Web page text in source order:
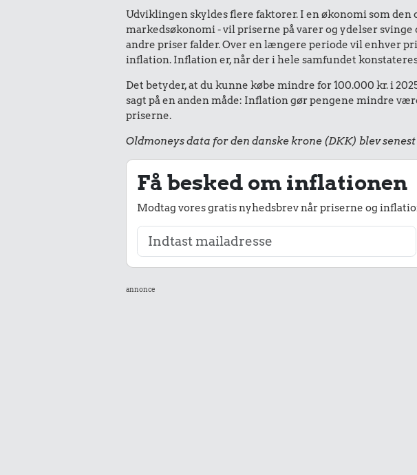
Udviklingen skyldes flere faktorer. I en økonomi som den
markedsøkonomi - vil priserne på varer og ydelser svinge
andre priser falder. Over en længere periode vil enhver
inflation. Inflation er, når der i hele samfundet
Det betyder, at du kunne købe mindre for 100.000 kr. i
sagt på en anden måde: Inflation gør pengene mindre
priserne.
Oldmoneys data for den danske krone (DKK) blev
Få besked om inflationen
Modtag vores gratis nyhedsbrev når priserne og
annonce